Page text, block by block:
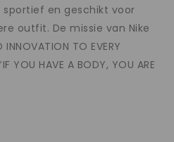
sportief en geschikt voor
outfit. De missie van Nike
INNOVATION TO EVERY
YOU HAVE A BODY, YOU ARE